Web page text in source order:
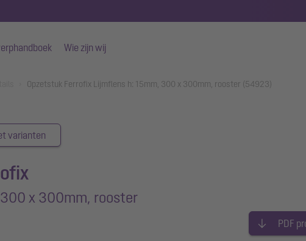
Wie zijn wij
Opzetstuk Ferrofix Lijmflens h: 15mm, 300 x 300mm, rooster (54923)
varianten
x 300mm, rooster
PDF